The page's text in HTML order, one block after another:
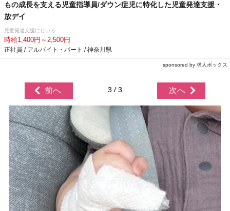
もの成長を支える児童指導員/ダウン症児に特化した児童発達支援・
放デイ
児童発達支援にじいろ
時給1,400円～2,500円
正社員 / アルバイト・パート / 神奈川県
sponsored by 求人ボックス
前へ 3 / 3 次へ